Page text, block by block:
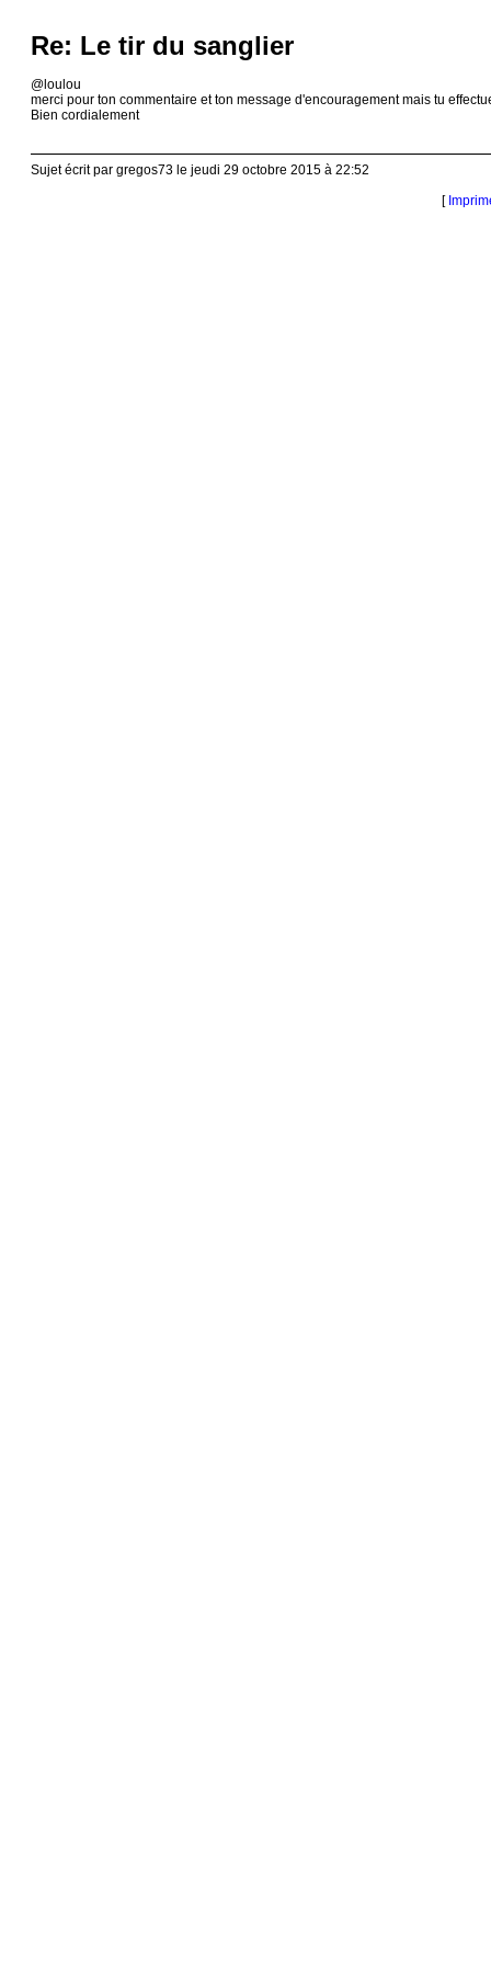
Re: Le tir du sanglier
@loulou
merci pour ton commentaire et ton message d'encouragement mais tu
Bien cordialement
Sujet écrit par gregos73 le jeudi 29 octobre 2015 à 22:52
[